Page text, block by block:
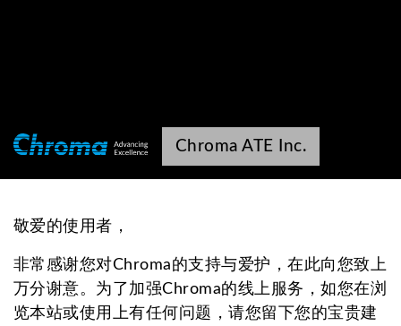
Chroma ATE Inc.
敬爱的使用者，
非常感谢您对Chroma的支持与爱护，在此向您致上
万分谢意。为了加强Chroma的线上服务，如您在浏
览本站或使用上有任何问题，请您留下您的宝贵建